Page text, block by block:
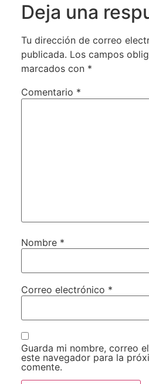
Deja una
Tu dirección de correo
publicada. Los campos
marcados con *
Comentario *
Nombre *
Correo electrónico *
Guarda mi nombre, correo
este navegador para la
comente.